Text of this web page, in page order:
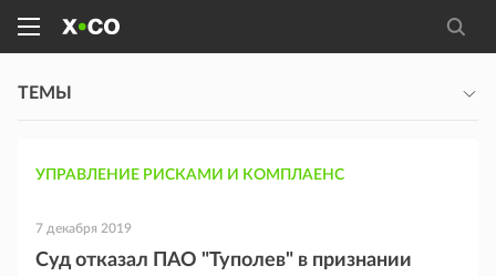
ТЕМЫ
УПРАВЛЕНИЕ РИСКАМИ И КОМПЛАЕНС
7 декабря 2019
Суд отказал ПАО "Туполев" в признании